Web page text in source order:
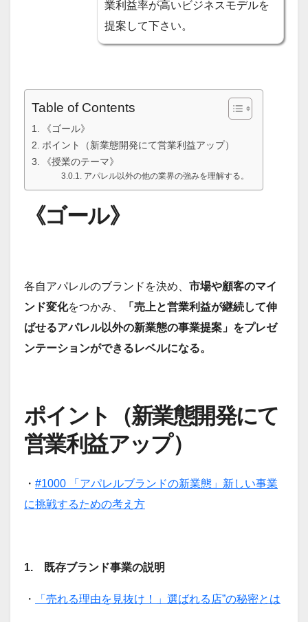
業利益率が高いビジネスモデルを
提案して下さい。
Table of Contents
《ゴール》
ポイント（新業態開発にて営業利益アップ）
《授業のテーマ》
アパレル以外の他の業界の強みを理解する。
《ゴール》
各自アパレルのブランドを決め、 市場や顧客のマイ
ンド変化をつかみ、
「売上と営業利益が継続して伸
ばせるアパレル以外の新業態の事業提案」をプレゼ
ンテーションができるレベルになる。
ポイント（新業態開発にて
営業利益アップ）
・ #1000 「アパレルブランドの新業態」新しい事業
に挑戦するための考え方
1. 既存ブランド事業の説明
・ 「売れる理由を見抜け！」選ばれる店”の秘密とは